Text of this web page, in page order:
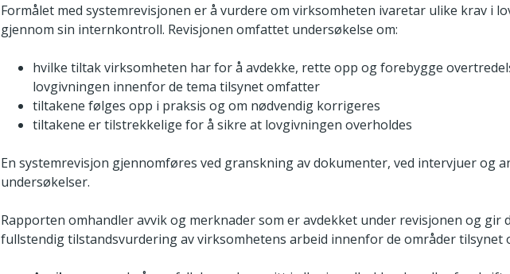
Formålet med systemrevisjonen er å vurdere om virksomheten ivaretar ulike krav i
gjennom sin internkontroll. Revisjonen omfattet undersøkelse om:
hvilke tiltak virksomheten har for å avdekke, rette opp og forebygge
lovgivningen innenfor de tema tilsynet omfatter
tiltakene følges opp i praksis og om nødvendig korrigeres
tiltakene er tilstrekkelige for å sikre at lovgivningen overholdes
En systemrevisjon gjennomføres ved granskning av dokumenter, ved intervjuer og
undersøkelser.
Rapporten omhandler avvik og merknader som er avdekket under revisjonen og gir
fullstendig tilstandsvurdering av virksomhetens arbeid innenfor de områder tilsynet